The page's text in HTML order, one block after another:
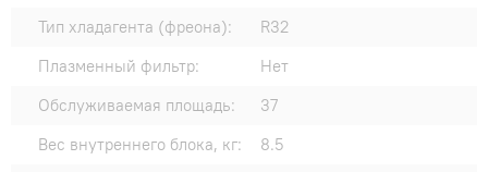
Тип хладагента (фреона):
R32
Плазменный фильтр:
Нет
Обслуживаемая площадь:
37
Вес внутреннего блока, кг:
8.5